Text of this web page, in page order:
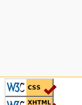
CSS ist valide!
Valid XHTML 1.0